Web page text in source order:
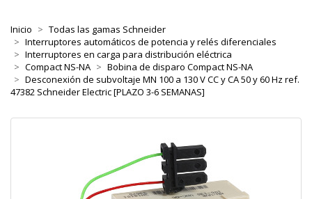
Inicio
Todas las gamas Schneider
Interruptores automáticos de potencia y relés diferenciales
Interruptores en carga para distribución eléctrica
Compact NS-NA
Bobina de disparo Compact NS-NA
Desconexión de subvoltaje MN 100 a 130 V CC y CA 50 y 60 Hz ref.
47382 Schneider Electric [PLAZO 3-6 SEMANAS]